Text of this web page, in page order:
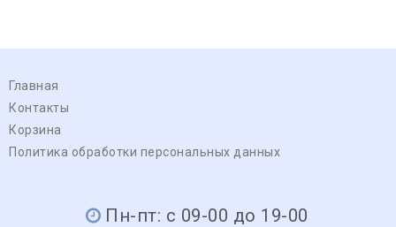
Главная
Контакты
Корзина
Политика обработки персональных данных
Пн-пт: с 09-00 до 19-00